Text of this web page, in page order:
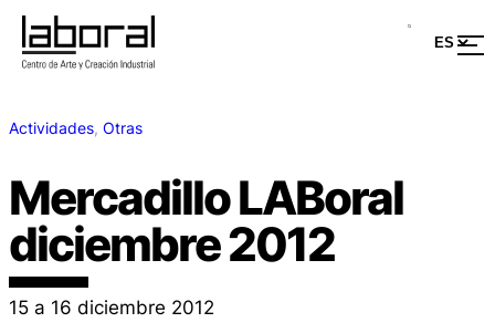
Actividades, Otras
Mercadillo LABoral
diciembre 2012
15 a 16 diciembre 2012